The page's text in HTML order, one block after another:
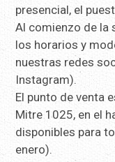
presencial, el
Al comienzo de la
los horarios y
nuestras redes
Instagram).
El punto de venta
Mitre 1025, en el
disponibles para
enero).